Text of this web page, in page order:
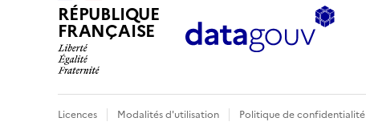
RÉPUBLIQUE
FRANÇAISE
Licences Modalités d'utilisation Politique de confidentialité